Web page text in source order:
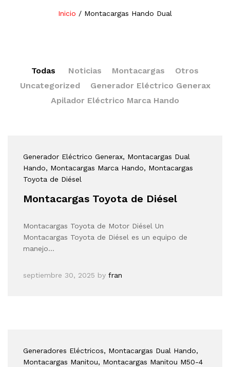
Inicio / Montacargas Hando Dual
Todas Noticias Montacargas
Otros
Uncategorized
Generador Eléctrico Generax
Apilador Eléctrico Marca Hando
Generador Eléctrico Generax, Montacargas Dual
Hando, Montacargas Marca Hando, Montacargas
Toyota de Diésel
Montacargas Toyota de Diésel
Montacargas Toyota de Motor Diésel Un
Montacargas Toyota de Diésel es un equipo de
manejo…
septiembre 30, 2025 by fran
Generadores Eléctricos, Montacargas Dual Hando,
Montacargas Manitou, Montacargas Manitou M50-4